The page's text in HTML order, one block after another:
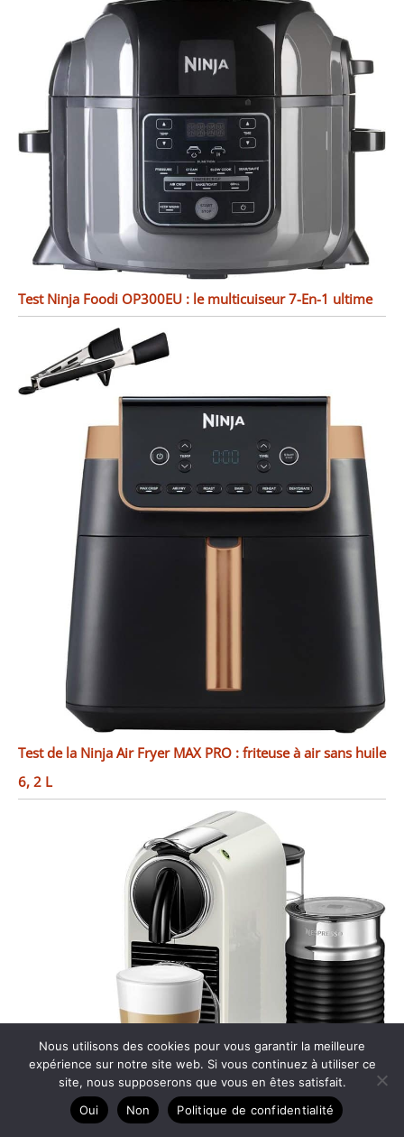
Test Ninja Foodi OP300EU : le multicuiseur 7-En-1 ultime
Test de la Ninja Air Fryer MAX PRO : friteuse à air sans huile
6, 2 L
Nous utilisons des cookies pour vous garantir la meilleure
expérience sur notre site web. Si vous continuez à utiliser ce
site, nous supposerons que vous en êtes satisfait.
Oui
Non Politique de confidentialité